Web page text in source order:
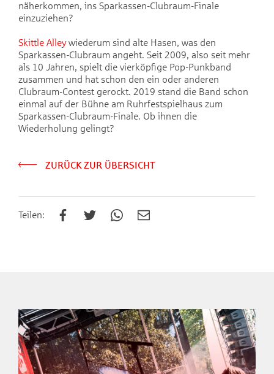
näherkommen, ins Sparkassen-Clubraum-Finale
einzuziehen?
Skittle Alleywiederum sind alte Hasen, was den
Sparkassen-Clubraum angeht. Seit 2009, also seit mehr
als 10 Jahren, spielt die vierköpfige Pop-Punkband
zusammen und hat schon den ein oder anderen
Clubraum-Contest gerockt. 2019 stand die Band schon
einmal auf der Bühne am Ruhrfestspielhaus zum
Sparkassen-Clubraum-Finale. Ob ihnen die
Wiederholung gelingt?
ZURÜCK ZUR ÜBERSICHT
Teilen: